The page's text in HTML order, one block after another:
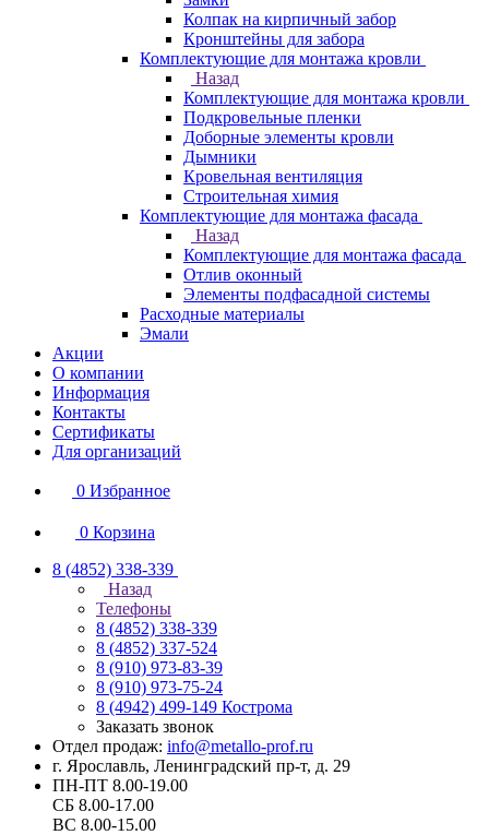
Колпак на кирпичный забор
Кронштейны для забора
Комплектующие для монтажа кровли
Назад
Комплектующие для монтажа кровли
Подкровельные пленки
Доборные элементы кровли
Дымники
Кровельная вентиляция
Строительная химия
Комплектующие для монтажа фасада
Назад
Комплектующие для монтажа фасада
Отлив оконный
Элементы подфасадной системы
Расходные материалы
Эмали
Акции
О компании
Информация
Контакты
Сертификаты
Для организаций
0 Избранное
0 Корзина
8 (4852) 338-339
Назад
Телефоны
8 (4852) 338-339
8 (4852) 337-524
8 (910) 973-83-39
8 (910) 973-75-24
8 (4942) 499-149 Кострома
Заказать звонок
Отдел продаж: info@metallo-prof.ru
г. Ярославль, Ленинградский пр-т, д. 29
ПН-ПТ 8.00-19.00
СБ 8.00-17.00
ВС 8.00-15.00